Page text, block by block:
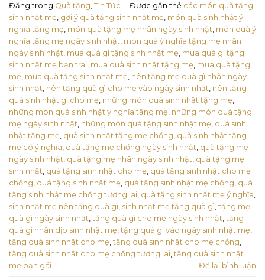
Đăng trong Quà tặng Tin Tức | Được gắn thẻ các món quà tặng
sinh nhật mẹ gợi ý quà tặng sinh nhật mẹ món quà sinh nhật ý
nghĩa tặng mẹ món quà tặng mẹ nhân ngày sinh nhật món quà ý
nghĩa tặng mẹ ngày sinh nhật món quà ý nghĩa tặng mẹ nhân
ngày sinh nhật mua quà gì tặng sinh nhật mẹ mua quà gì tặng
sinh nhật mẹ bạn trai mua quà sinh nhật tặng mẹ mua quà tặng
mẹ mua quà tặng sinh nhật mẹ nên tặng mẹ quà gì nhân ngày
sinh nhật nên tặng quà gì cho mẹ vào ngày sinh nhật nên tặng
quà sinh nhật gì cho mẹ những món quà sinh nhật tặng mẹ
những món quà sinh nhật ý nghĩa tặng mẹ những món quà tặng
mẹ ngày sinh nhật những món quà tặng sinh nhật mẹ quà sinh
nhật tặng mẹ quà sinh nhật tặng mẹ chồng quà sinh nhật tặng
mẹ có ý nghĩa quà tặng mẹ chồng ngày sinh nhật quà tặng mẹ
ngày sinh nhật quà tặng mẹ nhân ngày sinh nhật quà tặng mẹ
sinh nhật quà tặng sinh nhật cho mẹ quà tặng sinh nhật cho mẹ
chồng quà tặng sinh nhật mẹ quà tặng sinh nhật mẹ chồng quà
tặng sinh nhật mẹ chồng tương lai quà tặng sinh nhật mẹ ý nghĩa
sinh nhật mẹ nên tặng quà gì sinh nhật mẹ tặng quà gì ,tặng mẹ
quà gì ngày sinh nhật ,tặng quà gì cho mẹ ngày sinh nhật ,tặng
quà gì nhân dịp sinh nhật mẹ ,tặng quà gì vào ngày sinh nhật mẹ
tặng quà sinh nhật cho mẹ ,tặng quà sinh nhật cho mẹ chồng
tặng quà sinh nhật cho mẹ chồng tương lai ,tặng quà sinh nhật
mẹ bạn gái
Để lại bình luận